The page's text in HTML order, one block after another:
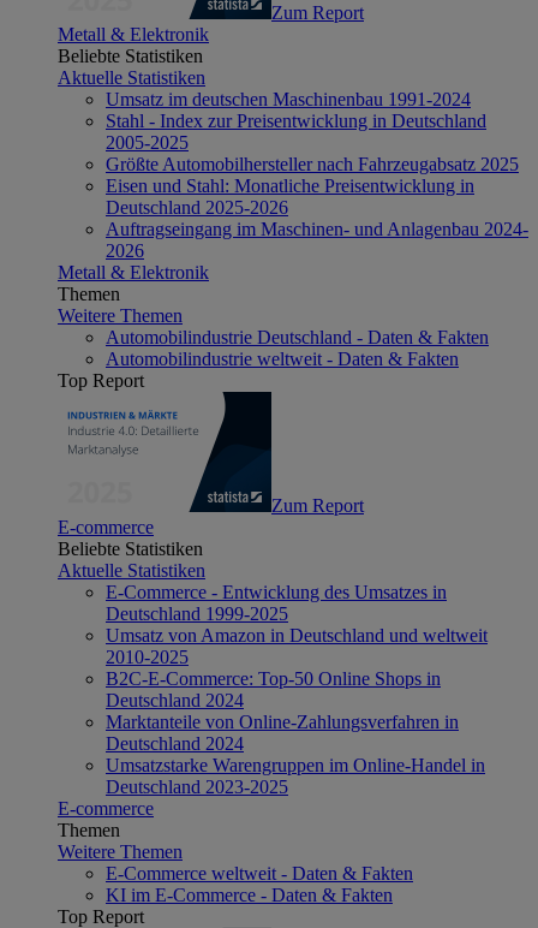
Zum Report
Metall & Elektronik
Beliebte Statistiken
Aktuelle Statistiken
Umsatz im deutschen Maschinenbau 1991-2024
Stahl - Index zur Preisentwicklung in Deutschland
2005-2025
Größte Automobilhersteller nach Fahrzeugabsatz 2025
Eisen und Stahl: Monatliche Preisentwicklung in
Deutschland 2025-2026
Auftragseingang im Maschinen- und Anlagenbau 2024-
2026
Metall & Elektronik
Themen
Weitere Themen
Automobilindustrie Deutschland - Daten & Fakten
Automobilindustrie weltweit - Daten & Fakten
Top Report
Zum Report
E-commerce
Beliebte Statistiken
Aktuelle Statistiken
E-Commerce - Entwicklung des Umsatzes in
Deutschland 1999-2025
Umsatz von Amazon in Deutschland und weltweit
2010-2025
B2C-E-Commerce: Top-50 Online Shops in
Deutschland 2024
Marktanteile von Online-Zahlungsverfahren in
Deutschland 2024
Umsatzstarke Warengruppen im Online-Handel in
Deutschland 2023-2025
E-commerce
Themen
Weitere Themen
E-Commerce weltweit - Daten & Fakten
KI im E-Commerce - Daten & Fakten
Top Report